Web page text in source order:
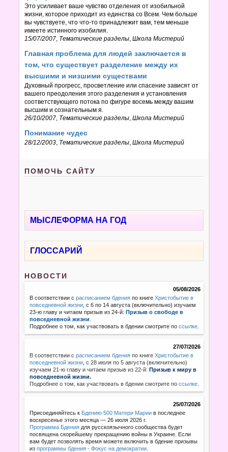
Это усиливает ваше чувство отделения от изобильной
жизни, которое приходит из единства со Всем. Чем больше
вы чувствуете, что что-то принадлежит вам, тем меньше
имеете истинного изобилия.
15/07/2007 Тематические разделы ,Школа Мистерий
Главная проблема для людей заключается в
том, что существует разделение между их
высшими и низшими существами
Духовный прогресс, просветление или спасение зависят от
вашего преодоления этого разделения и установления
соответствующего потока по фигуре восемь между вашим
высшим и сознательным я.
26/10/2007 Тематические разделы ,Школа Мистерий
Понимание чудес
28/12/2003 Тематические разделы ,Школа Мистерий
ПОМОЧЬ САЙТУ
МЫСЛЕФОРМА НА ГОД
ГЛОССАРИЙ
НОВОСТИ
05/08/2026
В соответствии срасписанием бдения по книгеХристобытие в
повседневной жизни , с 6 по 14 августа (включительно) изучаем
23-ю главу и читаем призыв из 24-й:Призыв о свободе в
повседневной жизни
Подробнее о том, как участвовать в бдении смотрите поссылке
27/07/2026
В соответствии с расписанием бдения по книгеХристобытие в
повседневной жизни с 28 июля по 5 августа (включительно)
изучаем 21-ю главу и читаем призыв из 22-й:Призыв к миру в
повседневной жизни.
Подробнее о том, как участвовать в бдении смотрите поссылке
25/07/2026
Присоединяйтесь к Бдению-500 Матери Марии в последнее
воскресенье этого месяца — 26 июля 2026 г.
Программа Бдения для русскоязычного сообщества будет
посвящена скорейшему прекращению войны в Украине. Если
вам будет позволять время можете включить в бдение призывы
изпрограммы бдения - Фокус на демократии